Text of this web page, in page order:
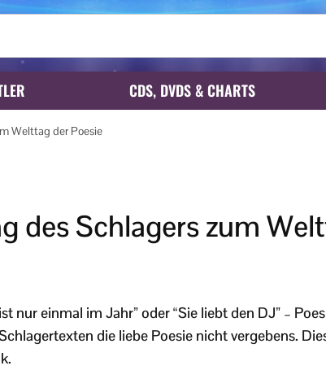
CDS, DVDS & CHARTS
Welttag der Poesie
des Schlagers zum
nur einmal im Jahr” oder “Sie liebt den DJ” –
die liebe Poesie nicht vergebens.